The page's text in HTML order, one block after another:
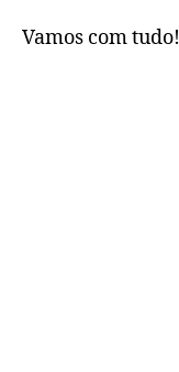
Vamos com tudo!